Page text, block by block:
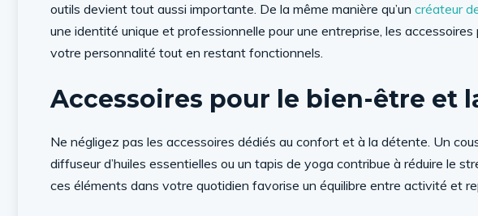
outils devient tout aussi importante. De la même manière qu’un créateur
une identité unique et professionnelle pour une entreprise, les
votre personnalité tout en restant fonctionnels.
Accessoires pour le bien-être et
Ne négligez pas les accessoires dédiés au confort et à la détente. Un
diffuseur d’huiles essentielles ou un tapis de yoga contribue à réduire le
ces éléments dans votre quotidien favorise un équilibre entre activité et